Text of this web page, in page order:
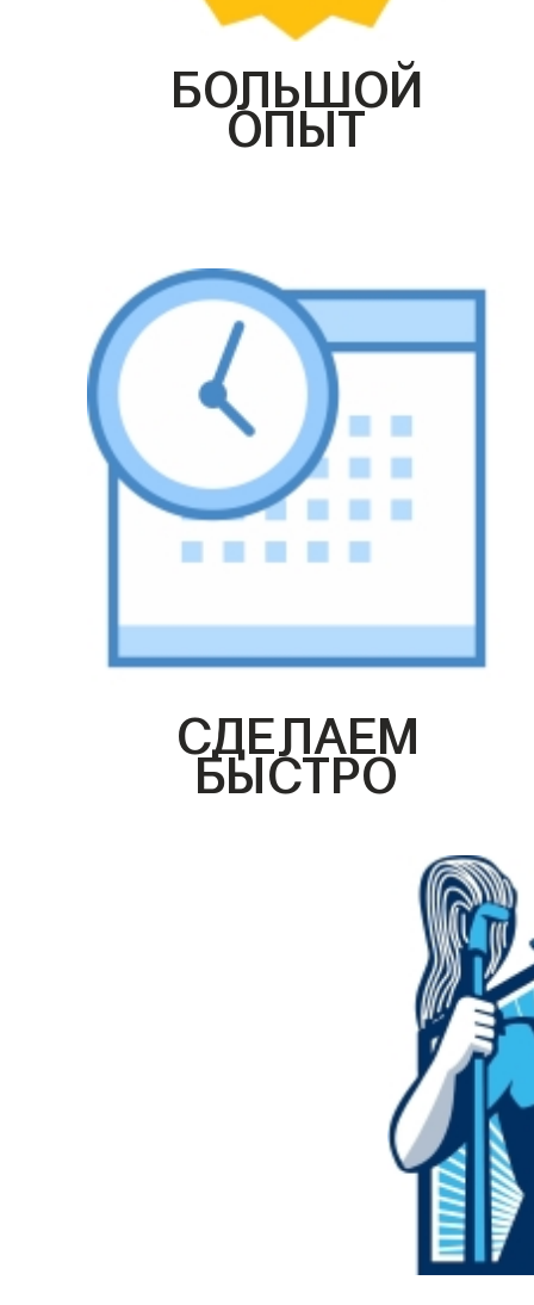
БОЛЬШОЙ
ОПЫТ
СДЕЛАЕМ
БЫСТРО